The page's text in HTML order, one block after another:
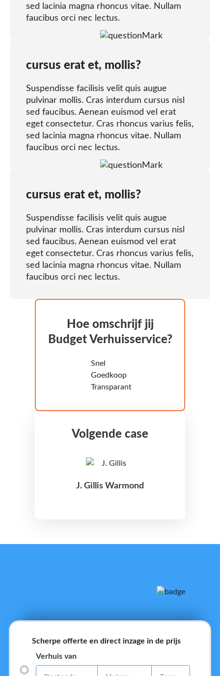
sed lacinia magna rhoncus vitae. Nullam
faucibus orci nec lectus.
cursus erat et, mollis?
Suspendisse facilisis velit quis augue
pulvinar mollis. Cras interdum cursus nisl
sed faucibus. Aenean euismod vel erat
eget consectetur. Cras rhoncus varius felis,
sed lacinia magna rhoncus vitae. Nullam
faucibus orci nec lectus.
cursus erat et, mollis?
Suspendisse facilisis velit quis augue
pulvinar mollis. Cras interdum cursus nisl
sed faucibus. Aenean euismod vel erat
eget consectetur. Cras rhoncus varius felis,
sed lacinia magna rhoncus vitae. Nullam
faucibus orci nec lectus.
Hoe omschrijf jij
Budget Verhuisservice?
Snel
Goedkoop
Transparant
Volgende case
J. Gillis Warmond
Scherpe offerte en direct inzage in de prijs
Verhuis van